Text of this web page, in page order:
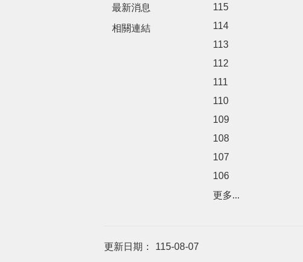
最新消息
相關連結
115
114
113
112
111
110
109
108
107
106
更多...
更新日期： 115-08-07